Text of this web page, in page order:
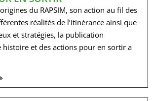
du RAPSIM, son action au fil des
réalités de l’itinérance ainsi que
et stratégies, la publication
histoire et des actions pour en sortir a